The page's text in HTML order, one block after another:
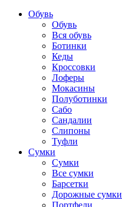
Обувь
Обувь
Вся обувь
Ботинки
Кеды
Кроссовки
Лоферы
Мокасины
Полуботинки
Сабо
Сандалии
Слипоны
Туфли
Сумки
Сумки
Все сумки
Барсетки
Дорожные сумки